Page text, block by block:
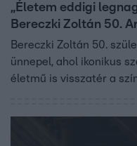
„Életem eddigi
Bereczki Zoltán 50.
Bereczki Zoltán 50.
ünnepel, ahol ikonikus
életmű is visszatér a